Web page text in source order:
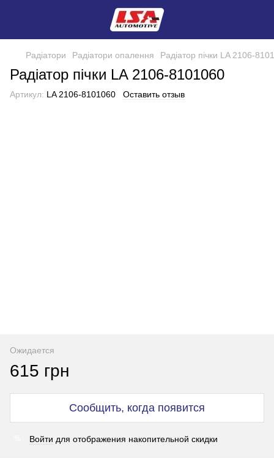
Радіатори Радіатори опалення Радіатор пічки LA 2106-
Радіатор пічки LA 2106-8101060
Артикул: LA 2106-8101060 Оставить отзыв
Ожидается
615 грн
Сообщить, когда появится
Войти для отображения накопительной скидки